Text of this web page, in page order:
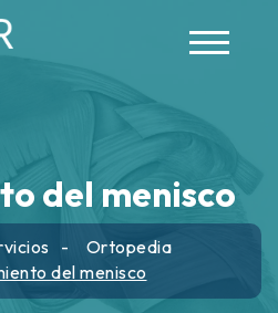
del menisco
Ortopedia
del menisco